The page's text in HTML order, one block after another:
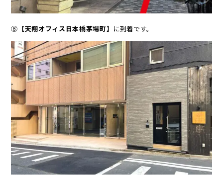
⑧ 【天翔オフィス日本橋茅場町】 に到着です。